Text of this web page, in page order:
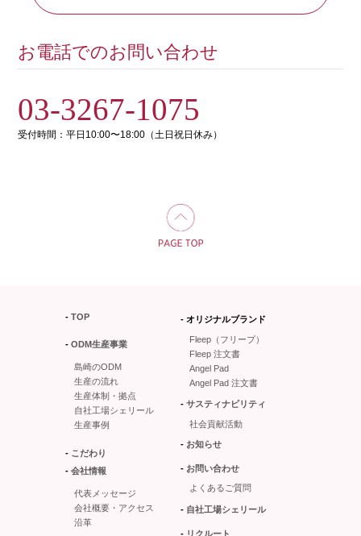
お電話でのお問い合わせ
03-3267-1075
受付時間：平日10:00〜18:00（土日祝日休み）
TOP
ODM生産事業
島崎のODM
生産の流れ
生産体制・拠点
自社工場シェリール
生産事例
こだわり
会社情報
代表メッセージ
会社概要・アクセス
沿革
オリジナルブランド
Fleep（フリープ）
Fleep 注文書
Angel Pad
Angel Pad 注文書
サスティナビリティ
社会貢献活動
お知らせ
お問い合わせ
よくあるご質問
自社工場シェリール
リクルート